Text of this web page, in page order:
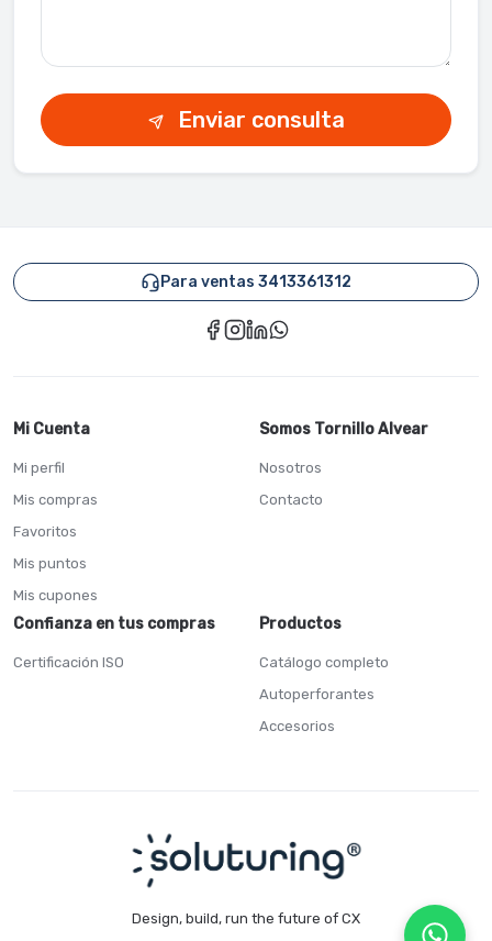
Enviar consulta
Para ventas 3413361312
Mi Cuenta
Mi perfil
Mis compras
Favoritos
Mis puntos
Mis cupones
Somos Tornillo Alvear
Nosotros
Contacto
Confianza en tus compras
Certificación ISO
Productos
Catálogo completo
Autoperforantes
Accesorios
Design, build, run the future of CX